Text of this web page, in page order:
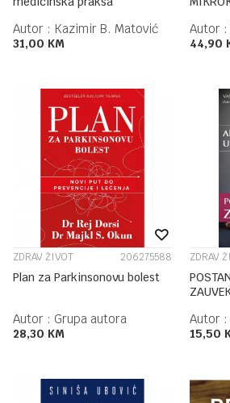
Autor : Kazimir B. Matović
31,00 KM
Autor :
44,90
ZDRAV ŽIVOT 206275588
Plan za Parkinsonovu bolest
Autor : Grupa autora
28,30 KM
ZDRAV
Autor :
15,50